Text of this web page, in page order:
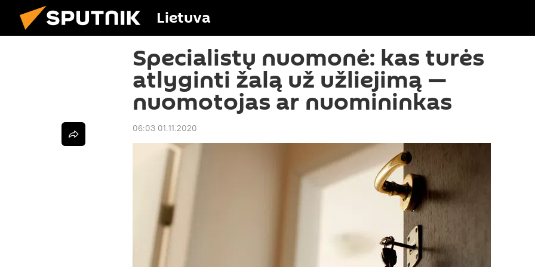
Lietuva
Specialistų nuomonė: kas turės
atlyginti žalą už užliejimą —
nuomotojas ar nuomininkas
06:03 01.11.2020